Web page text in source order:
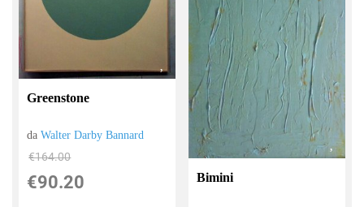
Greenstone
daWalter Darby Bannard
€164.00
€90.20 Bimini